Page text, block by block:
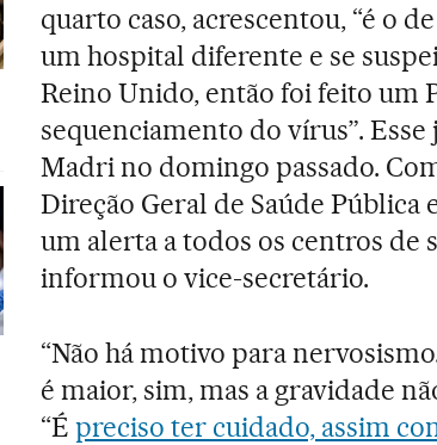
quarto caso, acrescentou, “é o
um hospital diferente e se
Reino Unido, então foi feito um
sequenciamento do vírus”.
Madri no domingo passado.
Direção Geral de Saúde Pública
um alerta a todos os centros de
informou o vice-secretário.
“Não há motivo para
é maior, sim, mas a gravidade
“Épreciso ter cuidado, assim